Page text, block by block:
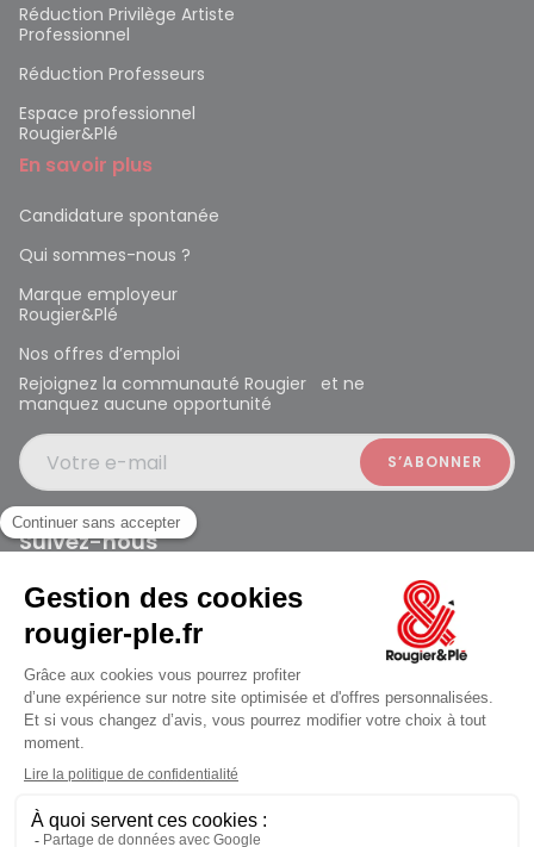
Réduction Privilège Artiste
Professionnel
Réduction Professeurs
Espace professionnel
Rougier&Plé
En savoir plus
Candidature spontanée
Qui sommes-nous ?
Marque employeur
Rougier&Plé
Nos offres d’emploi
Rejoignez la communauté Rougier et ne
manquez aucune opportunité
Votre e-mail
Suivez-nous
Rougier et Plé 2024 Copyright
Mentions légales
Conditions générales des ventes